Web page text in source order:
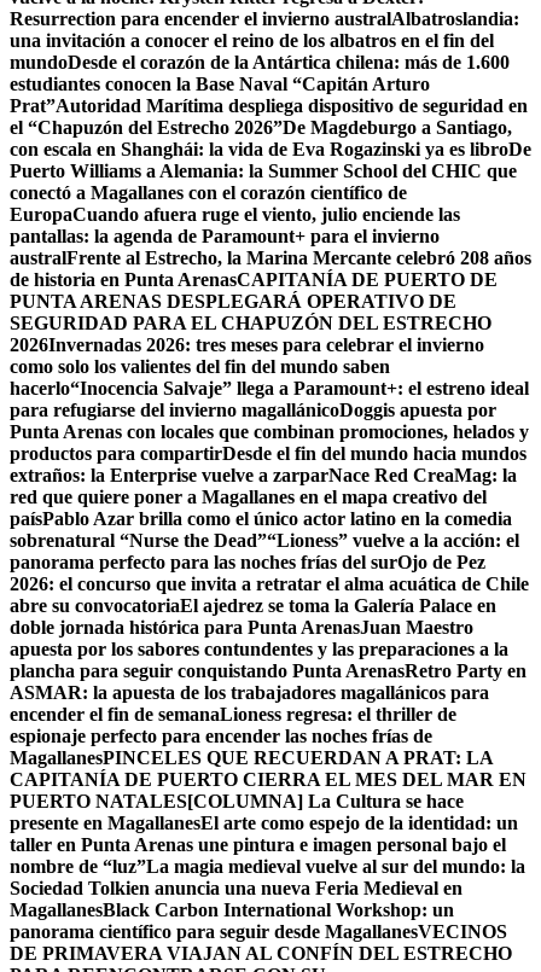
Resurrection para encender el invierno australAlbatroslandia:
una invitación a conocer el reino de los albatros en el fin del
mundoDesde el corazón de la Antártica chilena: más de 1.600
estudiantes conocen la Base Naval “Capitán Arturo
Prat”Autoridad Marítima despliega dispositivo de seguridad en
el “Chapuzón del Estrecho 2026”De Magdeburgo a Santiago,
con escala en Shanghái: la vida de Eva Rogazinski ya es libroDe
Puerto Williams a Alemania: la Summer School del CHIC que
conectó a Magallanes con el corazón científico de
EuropaCuando afuera ruge el viento, julio enciende las
pantallas: la agenda de Paramount+ para el invierno
australFrente al Estrecho, la Marina Mercante celebró 208 años
de historia en Punta ArenasCAPITANÍA DE PUERTO DE
PUNTA ARENAS DESPLEGARÁ OPERATIVO DE
SEGURIDAD PARA EL CHAPUZÓN DEL ESTRECHO
2026Invernadas 2026: tres meses para celebrar el invierno
como solo los valientes del fin del mundo saben
hacerlo“Inocencia Salvaje” llega a Paramount+: el estreno ideal
para refugiarse del invierno magallánicoDoggis apuesta por
Punta Arenas con locales que combinan promociones, helados y
productos para compartirDesde el fin del mundo hacia mundos
extraños: la Enterprise vuelve a zarparNace Red CreaMag: la
red que quiere poner a Magallanes en el mapa creativo del
paísPablo Azar brilla como el único actor latino en la comedia
sobrenatural “Nurse the Dead”“Lioness” vuelve a la acción: el
panorama perfecto para las noches frías del surOjo de Pez
2026: el concurso que invita a retratar el alma acuática de Chile
abre su convocatoriaEl ajedrez se toma la Galería Palace en
doble jornada histórica para Punta ArenasJuan Maestro
apuesta por los sabores contundentes y las preparaciones a la
plancha para seguir conquistando Punta ArenasRetro Party en
ASMAR: la apuesta de los trabajadores magallánicos para
encender el fin de semanaLioness regresa: el thriller de
espionaje perfecto para encender las noches frías de
MagallanesPINCELES QUE RECUERDAN A PRAT: LA
CAPITANÍA DE PUERTO CIERRA EL MES DEL MAR EN
PUERTO NATALES[COLUMNA] La Cultura se hace
presente en MagallanesEl arte como espejo de la identidad: un
taller en Punta Arenas une pintura e imagen personal bajo el
nombre de “luz”La magia medieval vuelve al sur del mundo: la
Sociedad Tolkien anuncia una nueva Feria Medieval en
MagallanesBlack Carbon International Workshop: un
panorama científico para seguir desde MagallanesVECINOS
DE PRIMAVERA VIAJAN AL CONFÍN DEL ESTRECHO